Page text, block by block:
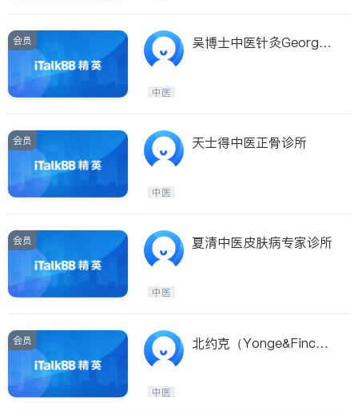
会员
吴博士中医针灸George
中医
会员 天士得中医正骨诊所
中医
会员 夏清中医皮肤病专家诊所
中医
会员
北约克（Yonge&Finc
中医